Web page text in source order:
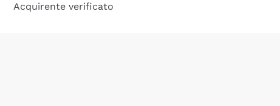
Acquirente verificato